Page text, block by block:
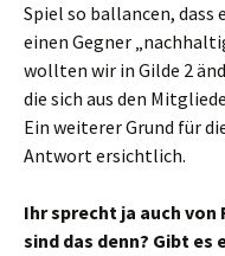
Spiel so ballancen, dass
einen Gegner
wollten wir in Gilde 2
die sich aus den
Ein weiterer Grund für
Antwort ersichtlich.
Ihr sprecht ja auch
sind das denn? Gibt es